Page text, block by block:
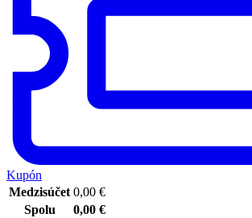
Kupón
Medzisúčet 0,00 €
Spolu
0,00 €